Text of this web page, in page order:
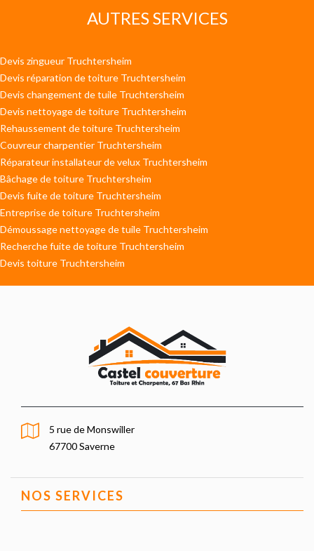
AUTRES SERVICES
Devis zingueur Truchtersheim
Devis réparation de toiture Truchtersheim
Devis changement de tuile Truchtersheim
Devis nettoyage de toiture Truchtersheim
Rehaussement de toiture Truchtersheim
Couvreur charpentier Truchtersheim
Réparateur installateur de velux Truchtersheim
Bâchage de toiture Truchtersheim
Devis fuite de toiture Truchtersheim
Entreprise de toiture Truchtersheim
Démoussage nettoyage de tuile Truchtersheim
Recherche fuite de toiture Truchtersheim
Devis toiture Truchtersheim
5 rue de Monswiller
67700 Saverne
NOS SERVICES